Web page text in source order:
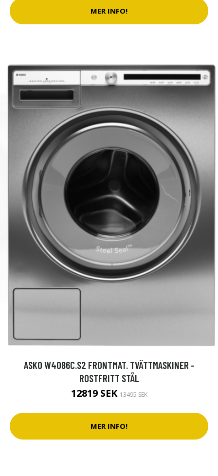
MER INFO!
ASKO W4086C.S2 FRONTMAT. TVÄTTMASKINER -
ROSTFRITT STÅL
12819 SEK13495 SEK
MER INFO!